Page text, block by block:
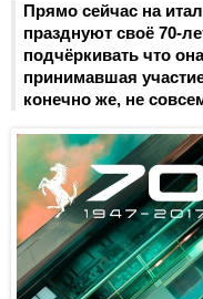
Прямо сейчас на
празднуют своё 70-
подчёркивать что
принимавшая
конечно же, не